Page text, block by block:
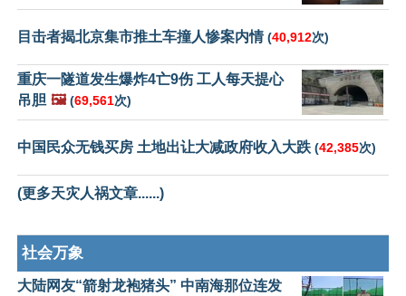
目击者揭北京集市推土车撞人惨案内情(40,912次)
重庆一隧道发生爆炸4亡9伤 工人每天提心
吊胆 🖼️ (69,561次)
中国民众无钱买房 土地出让大减政府收入大跌 (42,385次)
(更多天灾人祸文章......)
社会万象
大陆网友“箭射龙袍猪头” 中南海那位连发